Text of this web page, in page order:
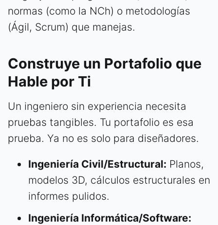
normas (como la NCh) o metodologías
(Ágil, Scrum) que manejas.
Construye un Portafolio que
Hable por Ti
Un ingeniero sin experiencia necesita
pruebas tangibles. Tu portafolio es esa
prueba. Ya no es solo para diseñadores.
Ingeniería Civil/Estructural: Planos,
modelos 3D, cálculos estructurales en
informes pulidos.
Ingeniería Informática/Software: